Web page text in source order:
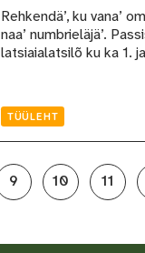
Rehkendä’, ku vana’
naa’ numbrieläjä’.
latsiaialatsilõ ku ka 1.
TÜÜLEHT
9 10 11